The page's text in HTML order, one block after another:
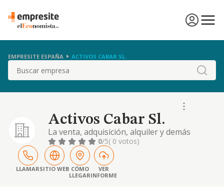
EMPRESITE ESPAÑA ACTIVOS CABAR SL.
Buscar
Activos Cabar Sl.
La venta, adquisición, alquiler y demás
actividades en relación con todo tipo de
inmuebles, ya sea por cuenta propia o de
terceros, la relación de valoraciones,
estudios de mercado y toda clase de
asesoramiento. la realización de estudios y
0/5( 0 votos)
LLAMARSITIO WEB CÓMO
LLEGAR
VER
INFORME